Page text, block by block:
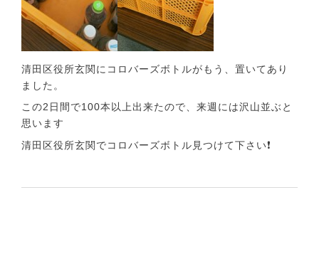
清田区役所玄関にコロバーズボトルがもう、置いてあり
ました。
この2日間で100本以上出来たので、来週には沢山並ぶと
思います
清田区役所玄関でコロバーズボトル見つけて下さい❗